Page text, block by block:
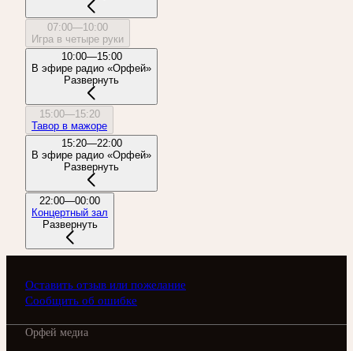
07:00—10:00
Игра в четыре руки
10:00—15:00
В эфире радио «Орфей»
Развернуть
15:00—15:20
Тавор в мажоре
15:20—22:00
В эфире радио «Орфей»
Развернуть
22:00—00:00
Концертный зал
Развернуть
Оставить отзыв или пожелание
Сообщить об ошибке
Орфей медиа